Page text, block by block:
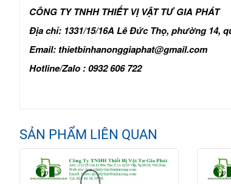
CÔNG TY TNHH THIẾT VỊ VẬT TƯ GIA PHÁT
Địa chỉ: 1331/15/16A Lê Đức Thọ, phường 14,
Email: thietbinhanonggiaphat@gmail.com
Hotline/Zalo : 0932 606 722
SẢN PHẨM LIÊN QUAN